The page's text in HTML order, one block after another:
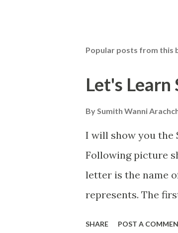
o
t
Popular posts from this
Let's Learn
BySumith Wanni
I will show you the
Following picture
letter is the name
represents. The
SHARE POST A